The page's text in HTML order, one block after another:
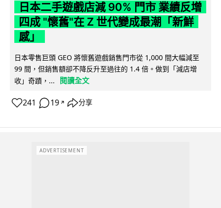
日本二手遊戲店減 90% 門市 業績反增
四成 "懷舊"在 Z 世代變成最潮「新鮮
感」
日本零售巨頭 GEO 將懷舊遊戲銷售門市從 1,000 間大幅減至
99 間，但銷售額卻不降反升至過往的 1.4 倍。做到「減店增
收」奇蹟，...
閱讀全文
241 19 ↗ 分享
ADVERTISEMENT